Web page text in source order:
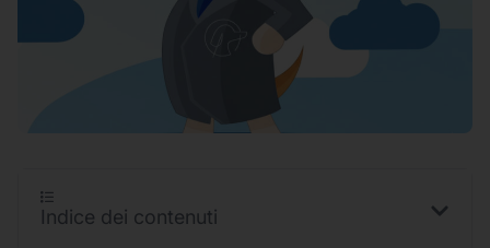
Indice dei contenuti